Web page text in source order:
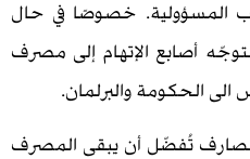
خصوصًا في حال
الإتهام إلى مصرف
والبرلمان.
أن يبقى المصرف